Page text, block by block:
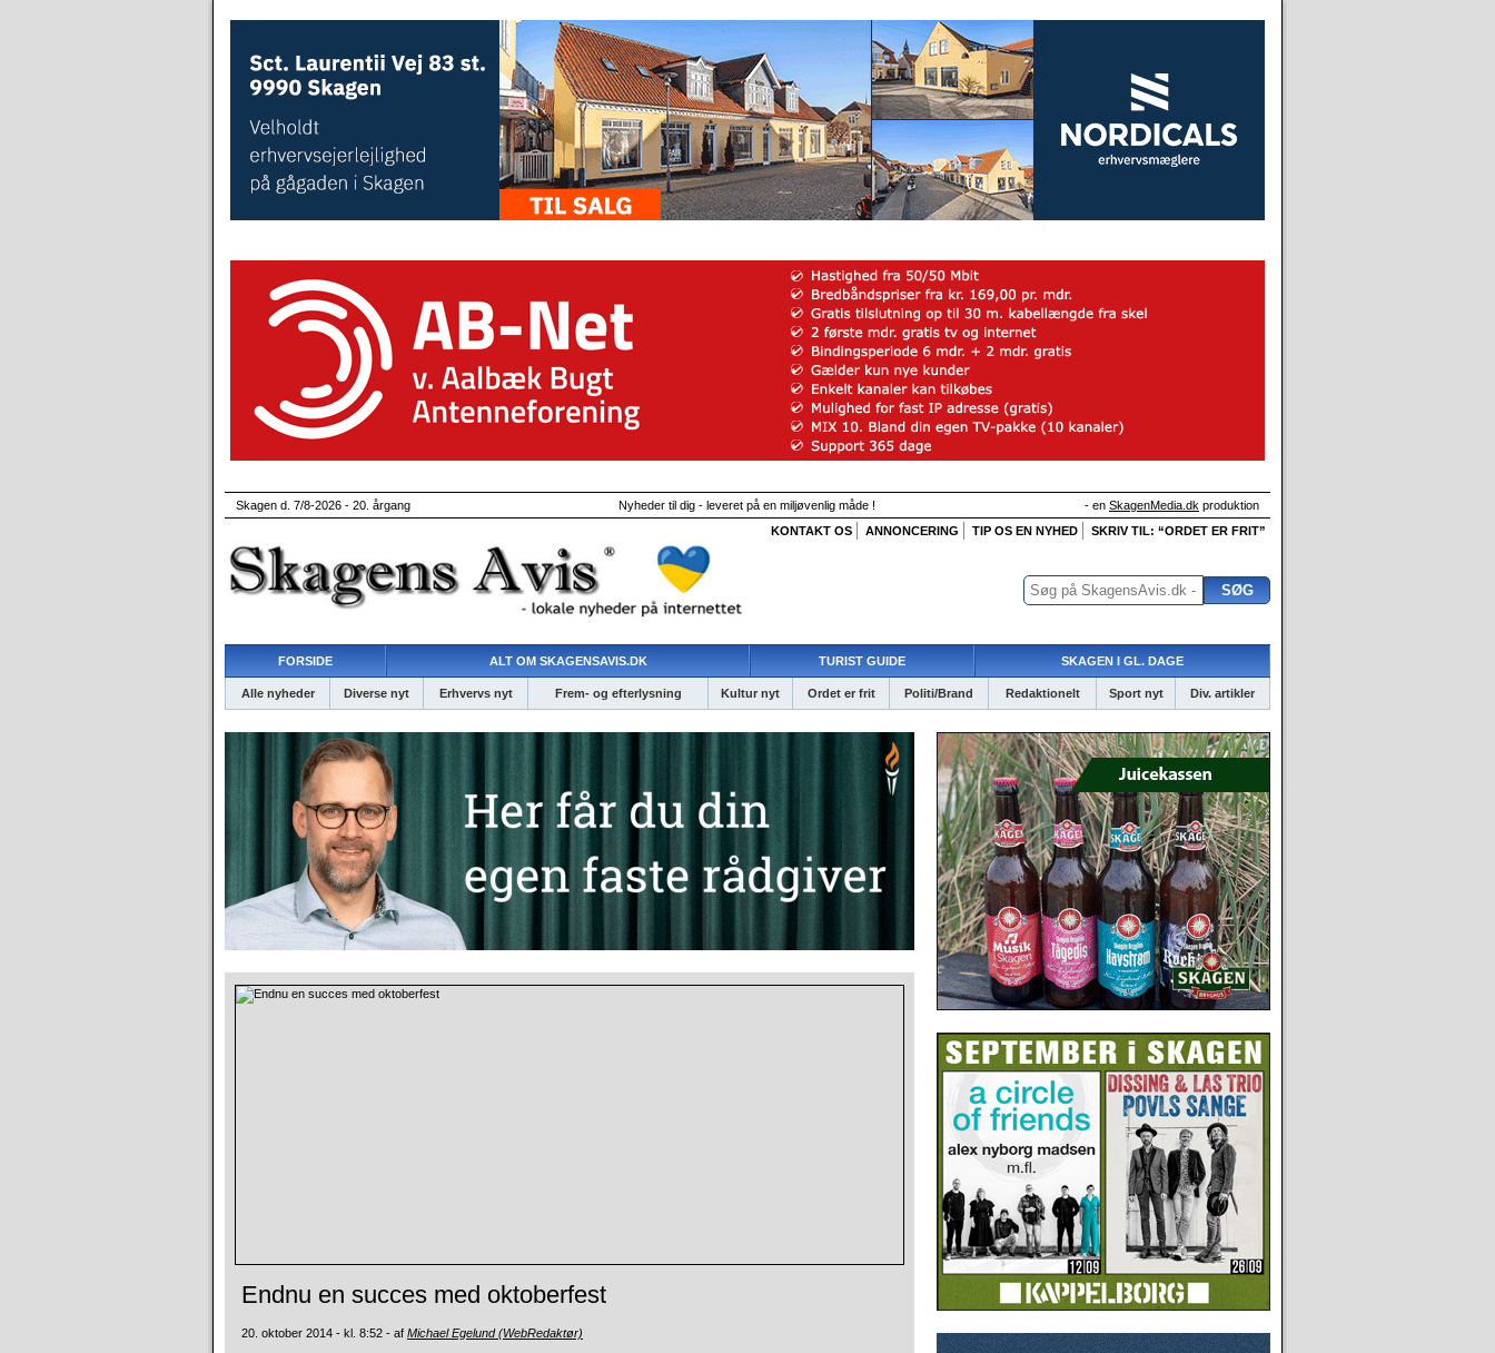
Skagen d. 7/8-2026 - 20. årgang Nyheder til dig - leveret på en miljøvenlig måde ! - en SkagenMedia.dk produktion
KONTAKT OS
ANNONCERING TIP OS EN NYHED SKRIV TIL: “ORDET ER FRIT”
FORSIDE ALT OM SKAGENSAVIS.DK TURIST GUIDE SKAGEN I GL. DAGE
Alle nyheder Diverse nyt Erhvervs nyt Frem- og efterlysning Kultur nyt Ordet er frit Politi/Brand Redaktionelt Sport nyt Div. artikler
Endnu en succes med oktoberfest
20. oktober 2014 - kl. 8:52 - af Michael Egelund (WebRedaktør)